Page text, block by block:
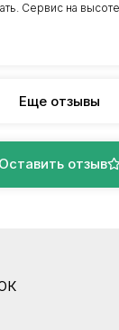
Сервис на
Еще отзывы
Оставить отзыв